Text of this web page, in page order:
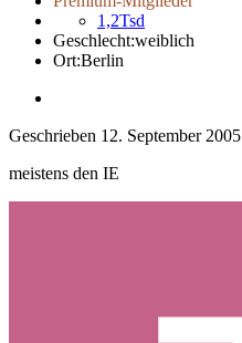
1,2Tsd
Geschlecht:weiblich
Ort:Berlin
Geschrieben 12. September 2005
meistens den IE